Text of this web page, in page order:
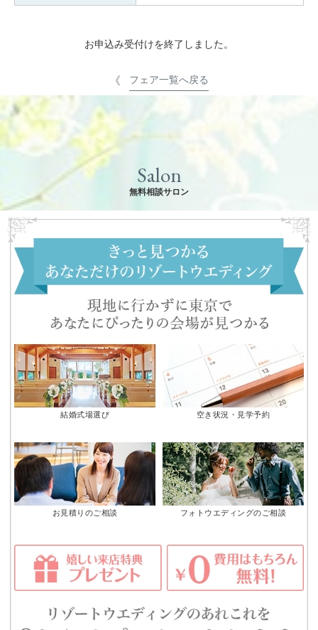
お申込み受付けを終了しました。
フェア一覧へ戻る
Salon
無料相談サロン
結婚式場選び 空き状況・見学予約
お見積りのご相談 フォトウエディングのご相談